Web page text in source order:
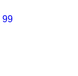
99